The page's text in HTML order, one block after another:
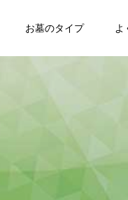
お墓のタイプ よ